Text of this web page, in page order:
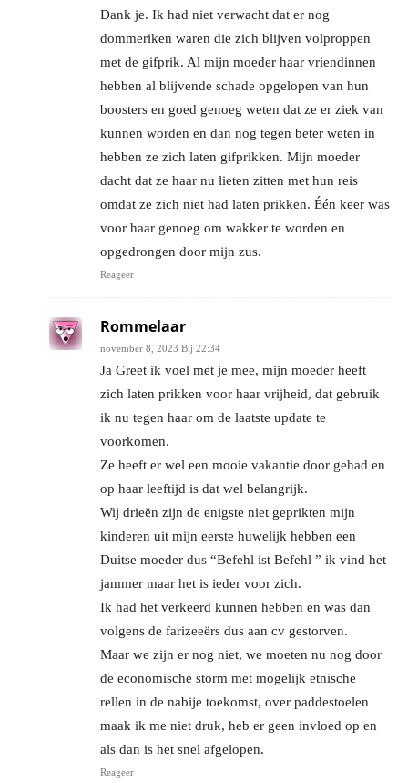
Dank je. Ik had niet verwacht dat er nog
dommeriken waren die zich blijven volproppen
met de gifprik. Al mijn moeder haar vriendinnen
hebben al blijvende schade opgelopen van hun
boosters en goed genoeg weten dat ze er ziek van
kunnen worden en dan nog tegen beter weten in
hebben ze zich laten gifprikken. Mijn moeder
dacht dat ze haar nu lieten zitten met hun reis
omdat ze zich niet had laten prikken. Één keer was
voor haar genoeg om wakker te worden en
opgedrongen door mijn zus.
Reageer
Rommelaar
november 8, 2023 Bij 22:34
Ja Greet ik voel met je mee, mijn moeder heeft
zich laten prikken voor haar vrijheid, dat gebruik
ik nu tegen haar om de laatste update te
voorkomen.
Ze heeft er wel een mooie vakantie door gehad en
op haar leeftijd is dat wel belangrijk.
Wij drieën zijn de enigste niet geprikten mijn
kinderen uit mijn eerste huwelijk hebben een
Duitse moeder dus “Befehl ist Befehl ” ik vind het
jammer maar het is ieder voor zich.
Ik had het verkeerd kunnen hebben en was dan
volgens de farizeeërs dus aan cv gestorven.
Maar we zijn er nog niet, we moeten nu nog door
de economische storm met mogelijk etnische
rellen in de nabije toekomst, over paddestoelen
maak ik me niet druk, heb er geen invloed op en
als dan is het snel afgelopen.
Reageer